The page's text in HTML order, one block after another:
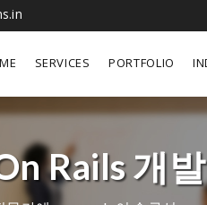
SERVICES PORTFOLIO
Rails 개발